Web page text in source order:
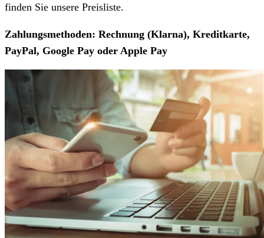
finden Sie unsere Preisliste.
Zahlungsmethoden: Rechnung (Klarna), Kreditkarte,
PayPal, Google Pay oder Apple Pay